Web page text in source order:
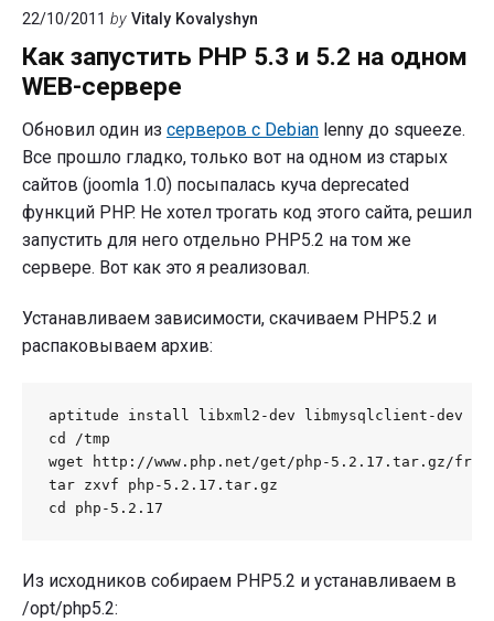
22/10/2011 by Vitaly Kovalyshyn
Как запустить PHP 5.3 и 5.2 на одном
WEB-сервере
Обновил один из серверов с Debian lenny до squeeze.
Все прошло гладко, только вот на одном из старых
сайтов (joomla 1.0) посыпалась куча deprecated
функций PHP. Не хотел трогать код этого сайта, решил
запустить для него отдельно PHP5.2 на том же
сервере. Вот как это я реализовал.
Устанавливаем зависимости, скачиваем PHP5.2 и
распаковываем архив:
aptitude install libxml2-dev libmysqlclient-dev
cd /tmp
wget http://www.php.net/get/php-5.2.17.tar.gz/
tar zxvf php-5.2.17.tar.gz
cd php-5.2.17
Из исходников собираем PHP5.2 и устанавливаем в
/opt/php5.2: